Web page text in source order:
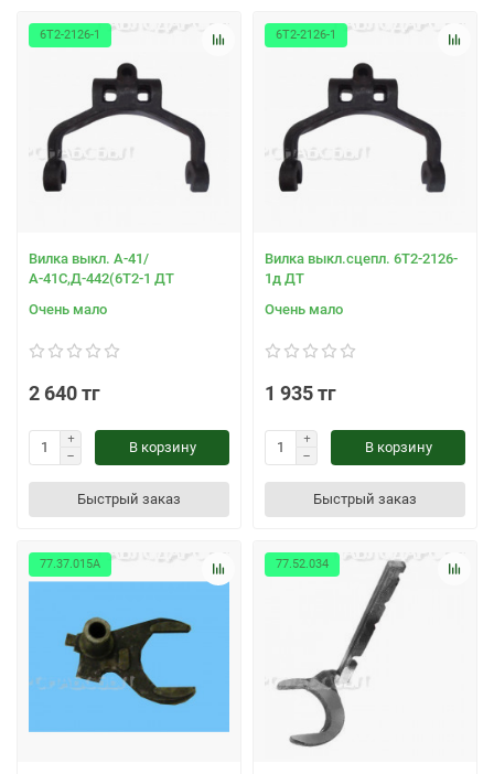
6Т2-2126-1
Вилка выкл. А-41/
А-41С,Д-442(6Т2-1 ДТ
Очень мало
2 640 тг
В корзину
Быстрый заказ
6Т2-2126-1
Вилка выкл.сцепл. 6Т2-2126-
1д ДТ
Очень мало
1 935 тг
В корзину
Быстрый заказ
77.37.015А 77.52.034